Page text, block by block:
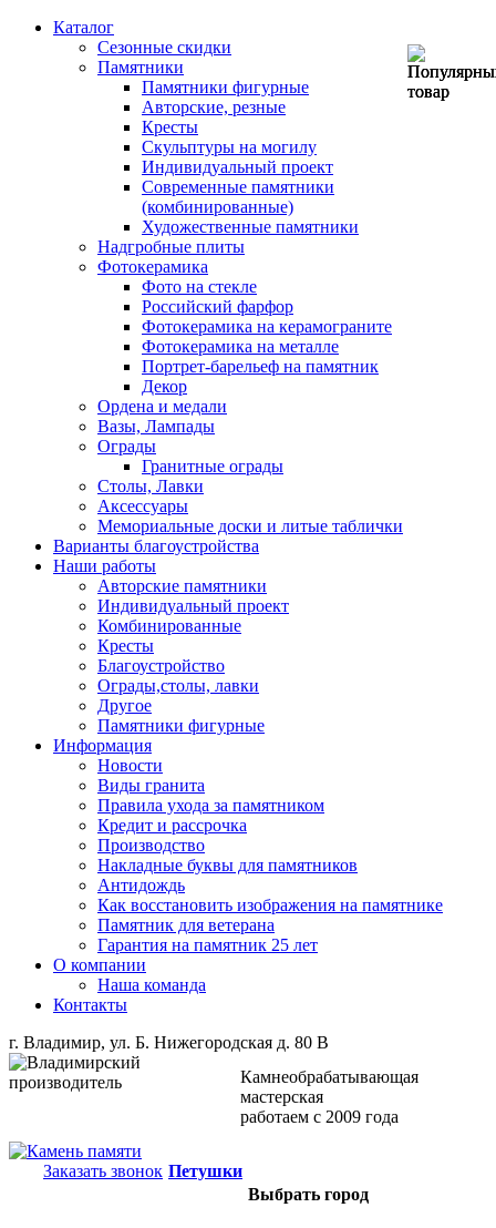
Каталог
Сезонные скидки
Памятники
Памятники фигурные
Авторские, резные
Кресты
Скульптуры на могилу
Индивидуальный проект
Современные памятники
(комбинированные)
Художественные памятники
Надгробные плиты
Фотокерамика
Фото на стекле
Российский фарфор
Фотокерамика на керамограните
Фотокерамика на металле
Портрет-барельеф на памятник
Декор
Ордена и медали
Вазы, Лампады
Ограды
Гранитные ограды
Столы, Лавки
Аксессуары
Мемориальные доски и литые таблички
Варианты благоустройства
Наши работы
Авторские памятники
Индивидуальный проект
Комбинированные
Кресты
Благоустройство
Ограды,столы, лавки
Другое
Памятники фигурные
Информация
Новости
Виды гранита
Правила ухода за памятником
Кредит и рассрочка
Производство
Накладные буквы для памятников
Антидождь
Как восстановить изображения на памятнике
Памятник для ветерана
Гарантия на памятник 25 лет
О компании
Наша команда
Контакты
г. Владимир, ул. Б. Нижегородская д. 80 В
Камнеобрабатывающая
мастерская
работаем с 2009 года
Заказать звонок Петушки
Выбрать город